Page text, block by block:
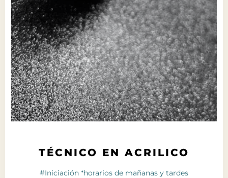
TÉCNICO EN ACRILICO
#Iniciación *horarios de mañanas y tardes